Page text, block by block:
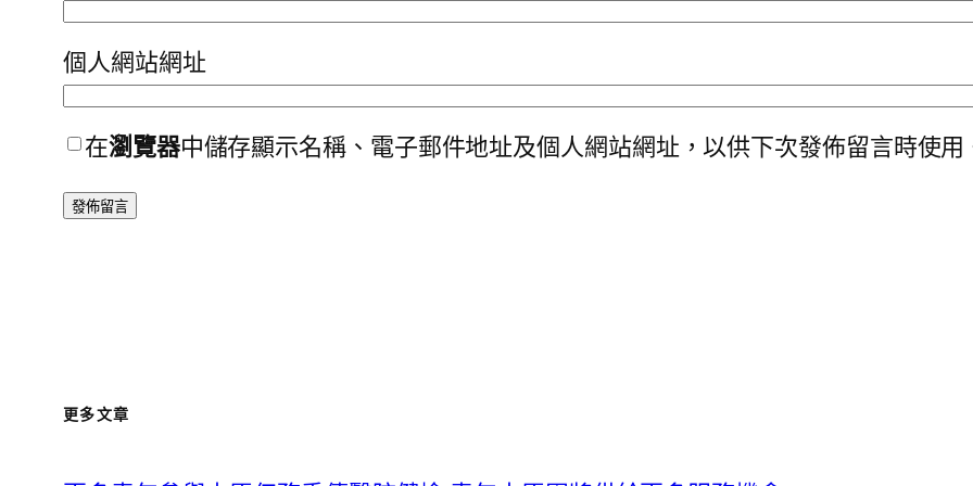
個人網站網址
在瀏覽器中儲存顯示名稱、電子郵件地址及個人網站網址，以供下次發佈留言時使用
更多文章